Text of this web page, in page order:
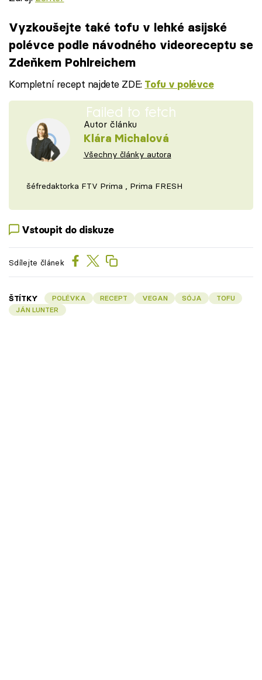
Vyzkoušejte také tofu v lehké asijské
polévce podle návodného videoreceptu se
Zdeňkem Pohlreichem
Kompletní recept najdete ZDE: Tofu v polévce
Failed to fetch
Autor článku
Klára Michalová
Všechny články autora
šéfredaktorka FTV Prima , Prima FRESH
Vstoupit do diskuze
Sdílejte článek
ŠTÍTKY POLÉVKA RECEPT VEGAN SÓJA
TOFU
JÁN LUNTER